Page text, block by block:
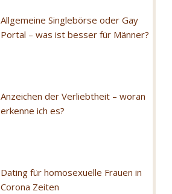
Allgemeine Singlebörse oder Gay
Portal – was ist besser für Männer?
Anzeichen der Verliebtheit – woran
erkenne ich es?
Dating für homosexuelle Frauen in
Corona Zeiten